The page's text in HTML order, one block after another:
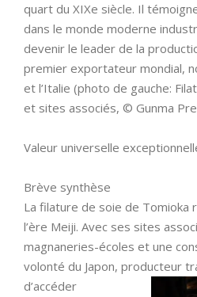
quart du XIXe siècle. Il
dans le monde moderne
devenir le leader de la
premier exportateur mondial,
et l’Italie (photo de gauche:
et sites associés, © Gunma
Valeur universelle
Brève synthèse
La filature de soie de Tomioka
l’ère Meiji. Avec ses sites
magnaneries-écoles et une
volonté du Japon, producteur
d’accéder